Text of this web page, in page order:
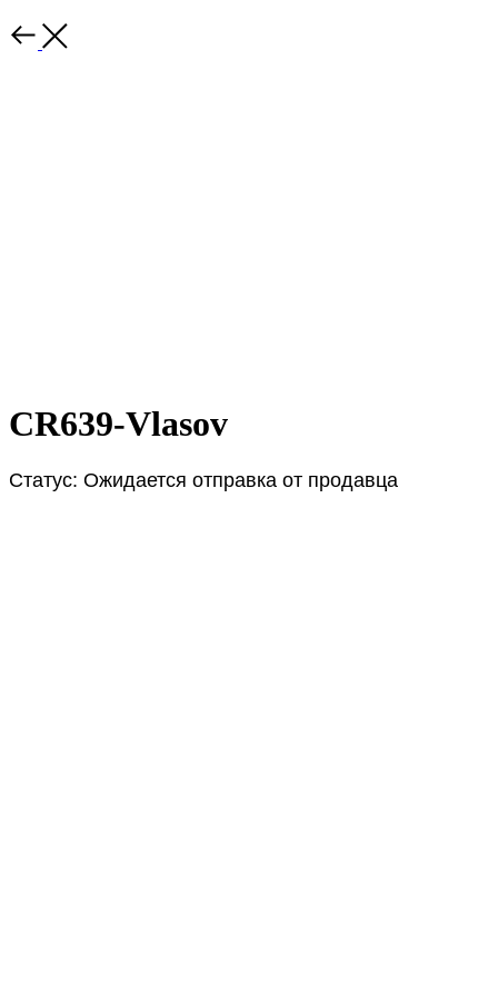
CR639-Vlasov
Статус: Ожидается отправка от продавца